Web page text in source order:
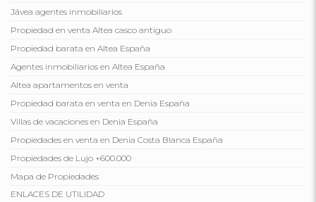
Jávea agentes inmobiliarios
Propiedad en venta Altea casco antiguo
Propiedad barata en Altea España
Agentes inmobiliarios en Altea España
Altea apartamentos en venta
Propiedad barata en venta en Denia España
Villas de vacaciones en Denia España
Propiedades en venta en Denia Costa Blanca España
Propiedades de Lujo +600.000
Mapa de Propiedades
ENLACES DE UTILIDAD